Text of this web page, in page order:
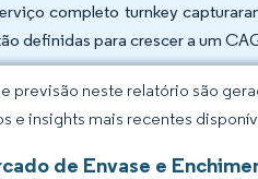
completo turnkey
definidas para crescer a um
previsão neste relatório são
e insights mais recentes
de Envase e